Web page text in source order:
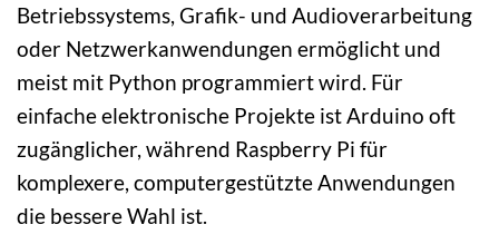
Betriebssystems, Grafik- und Audioverarbeitung
oder Netzwerkanwendungen ermöglicht und
meist mit Python programmiert wird. Für
einfache elektronische Projekte ist Arduino oft
zugänglicher, während Raspberry Pi für
komplexere, computergestützte Anwendungen
die bessere Wahl ist.